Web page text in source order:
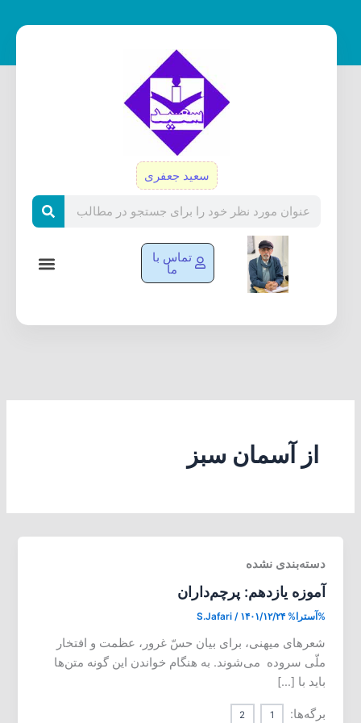
سعید جعفری
تماس با
ما
از آسمان سبز
دسته‌بندی نشده
آموزه یازدهم: پرچم‌داران
%آسترا% S.Jafari / ۱۴۰۱/۱۲/۲۴
شعرهای میهنی، برای بیان حسّ غرور، عظمت و افتخار
ملّی سروده می‌شوند. به هنگام خواندن این گونه متن‌ها
باید با […]
برگه‌ها: 1
2